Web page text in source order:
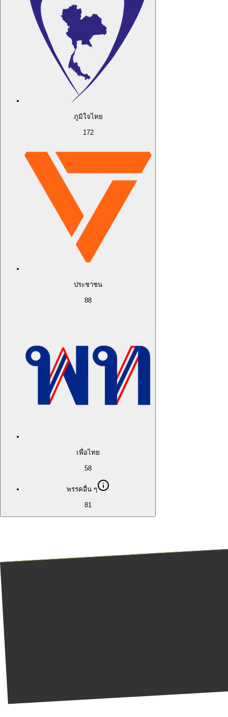
ภูมิใจไทย
172
ประชาชน
88
เพื่อไทย
58
พรรคอื่น ๆ
81